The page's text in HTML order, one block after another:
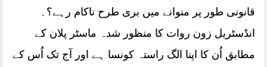
قانونی طور پر منوانے میں بری طرح ناکام رہے؟۔
انڈسٹریل زون روات کا منظور شدہ ماسٹر پلان کے
مطابق اُن کا اپنا الگ راستہ کونسا ہے اور آج تک اُس کے